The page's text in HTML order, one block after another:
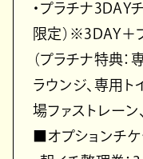
・プラチナ3DAY
限定）※3DAY＋
（プラチナ特典：
ラウンジ、専用ト
場ファストレーン
■オプションチケ